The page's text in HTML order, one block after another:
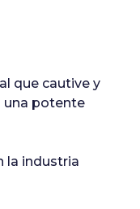
que cautive y
una potente
la industria